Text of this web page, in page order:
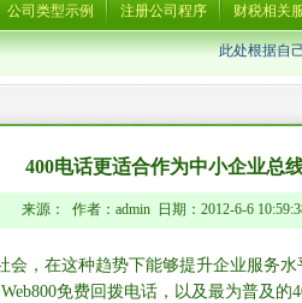
公司类型示例 注册公司程序 财税相关
此处根据自
400电话更适合作为中小企业总
来源： 作者：admin 日期：2012-6-6
会，在这种趋势下能够提升企业服务水
免费回拨电话，以及最为普及的